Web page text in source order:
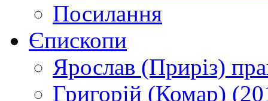
Посилання
Єпископи
Ярослав (Приріз)
Григорій (Комар)